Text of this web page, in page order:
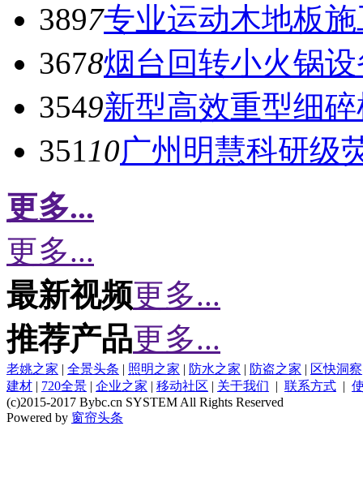
3897专业运动木地板
3678烟台回转小火锅
3549新型高效重型细
35110广州明慧科研级
更多...
更多...
最新视频更多...
推荐产品更多...
老姚之家 | 全景头条 | 照明之家 | 防水之家 | 防盗之家 | 区快洞察
建材 | 720全景 | 企业之家 | 移动社区 | 关于我们 | 联系方式 |
(c)2015-2017 Bybc.cn SYSTEM All Rights Reserved
Powered by 窗帘头条